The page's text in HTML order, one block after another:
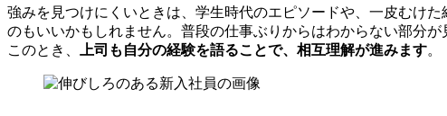
強みを見つけにくいときは、学生時代のエピソードや、一皮むけた
のもいいかもしれません。普段の仕事ぶりからはわからない部分が
このとき、
上司も自分の経験を語ることで、相互理解が進みます。